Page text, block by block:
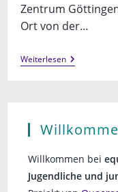
Zentrum
Ort von der…
WeiterlesenVerschenke
Eine
Willkommen bei
Jugendliche und